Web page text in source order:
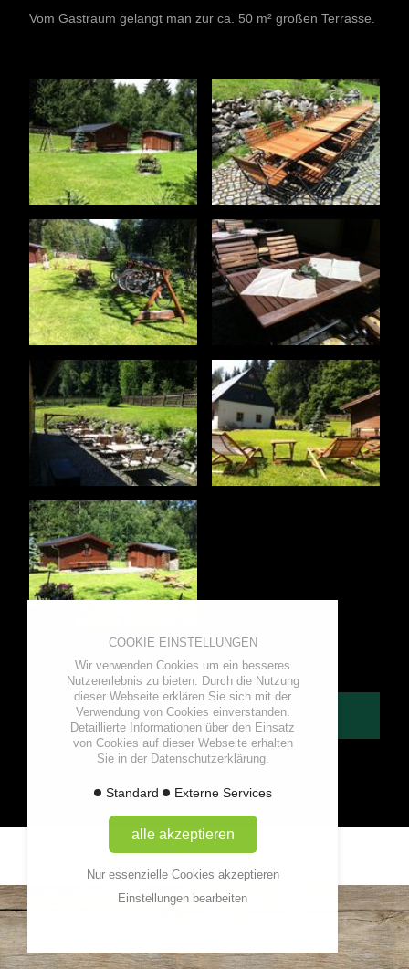
Vom Gastraum gelangt man zur ca. 50 m² großen Terrasse.
ONLINEBUCHUNG
IMPRESSUM DATENSCHUTZ
COOKIE EINSTELLUNGEN
Wir verwenden Cookies um ein besseres
Nutzererlebnis zu bieten. Durch die Nutzung
dieser Webseite erklären Sie sich mit der
Verwendung von Cookies einverstanden.
Detaillierte Informationen über den Einsatz
von Cookies auf dieser Webseite erhalten
Sie in der Datenschutzerklärung.
Standard Externe Services
alle akzeptieren
Nur essenzielle Cookies akzeptieren
Einstellungen bearbeiten